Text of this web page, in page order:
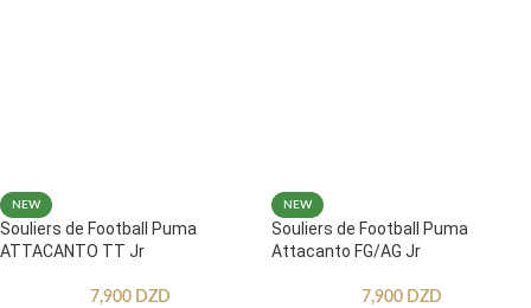
NEW
Souliers de Football Puma
ATTACANTO TT Jr
7,900 DZD
NEW
Souliers de Football Puma
Attacanto FG/AG Jr
7,900 DZD